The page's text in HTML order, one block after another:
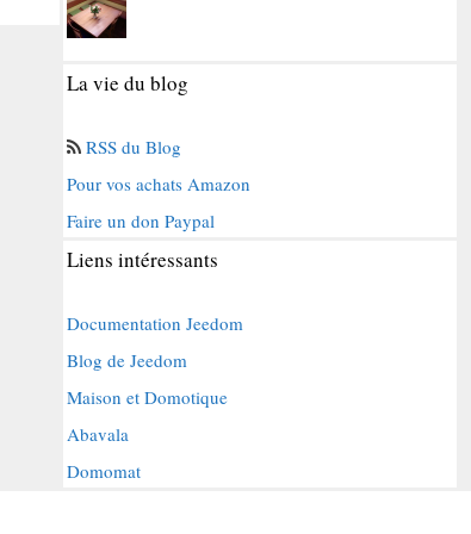
La vie du blog
RSS du Blog
Pour vos achats Amazon
Faire un don Paypal
Liens intéressants
Documentation Jeedom
Blog de Jeedom
Maison et Domotique
Abavala
Domomat